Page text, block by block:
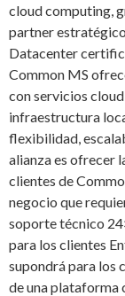
cloud computing,
partner
Datacenter
Common MS
con servicios
infraestructura
flexibilidad,
alianza es ofrecer
clientes de
negocio que
soporte técnico
para los clientes
supondrá para los
de una plataforma